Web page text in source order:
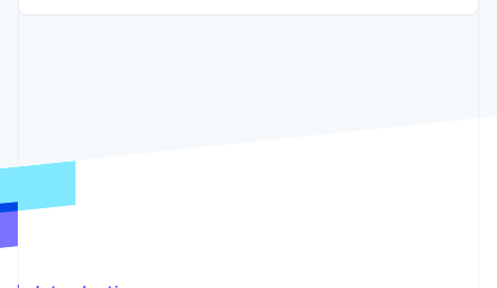
Découvrez les prochaines évolutions
Climate
Identity
Commerce en ligne